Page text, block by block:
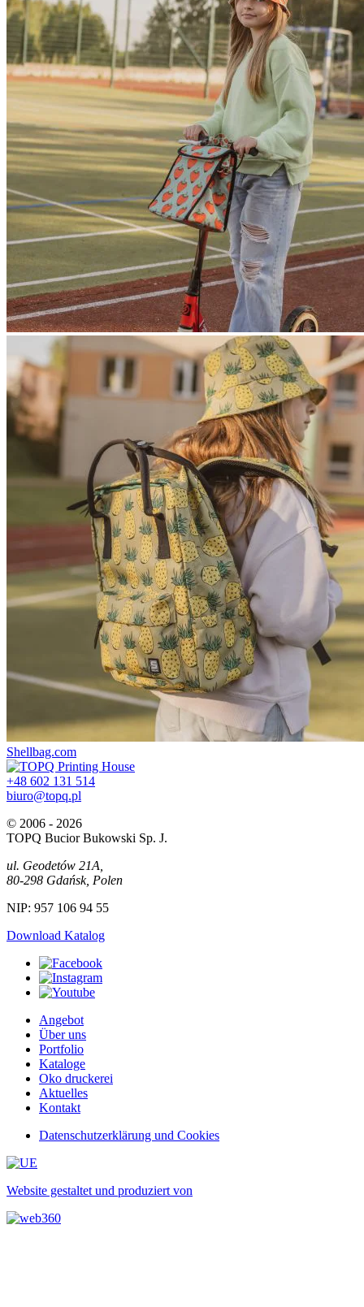
Shellbag.com
+48 602 131 514
biuro@topq.pl
© 2006 - 2026
TOPQ Bucior Bukowski Sp. J.
ul. Geodetów 21A,
80-298 Gdańsk, Polen
NIP: 957 106 94 55
Download Katalog
Angebot
Über uns
Portfolio
Kataloge
Oko druckerei
Aktuelles
Kontakt
Datenschutzerklärung und Cookies
Website gestaltet und produziert von